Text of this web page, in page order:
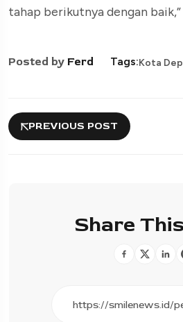
tahap berikutnya dengan baik,”
Posted by Ferd Tags:Kota
PREVIOUS POST
Share